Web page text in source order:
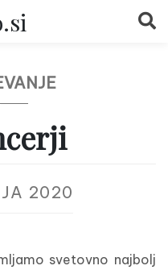
2020
svetovno najbolj